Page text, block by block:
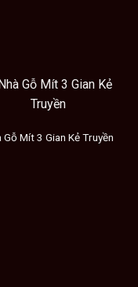
Gỗ Mít 3 Gian Kẻ Truyền